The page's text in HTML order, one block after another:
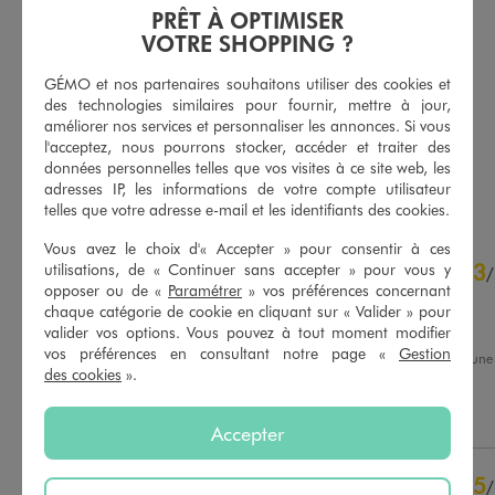
14,99 €
-50% sur le 2ème produit d'été
4.5/5 de moyenne
AJOUTER AU PANIER
10,99 €
-50% sur le 2ème produit d'été
4.5/5 de moyenne
(134 avis)
AJOUTERAU PANIER
4.4/5
Basé sur29 avis soumis à un
5étoiles
18
4étoiles
3/
Avis vérifié et récompensé
Mauvaise tenue
Avis du04/08/2026 , suite à une
5/
PRÊT À OPTIMISER
VOTRE SHOPPING ?
GÉMO et nos partenaires souhaitons utiliser des cookies et
des technologies similaires pour fournir, mettre à jour,
améliorer nos services et personnaliser les annonces. Si vous
l'acceptez, nous pourrons stocker, accéder et traiter des
données personnelles telles que vos visites à ce site web, les
adresses IP, les informations de votre compte utilisateur
telles que votre adresse e-mail et les identifiants des cookies.
Vous avez le choix d'« Accepter » pour consentir à ces
utilisations, de « Continuer sans accepter » pour vous y
opposer ou de « Paramétrer » vos préférences concernant
chaque catégorie de cookie en cliquant sur « Valider » pour
valider vos options. Vous pouvez à tout moment modifier
vos préférences en consultant notre page « Gestion
des cookies ».
Accepter